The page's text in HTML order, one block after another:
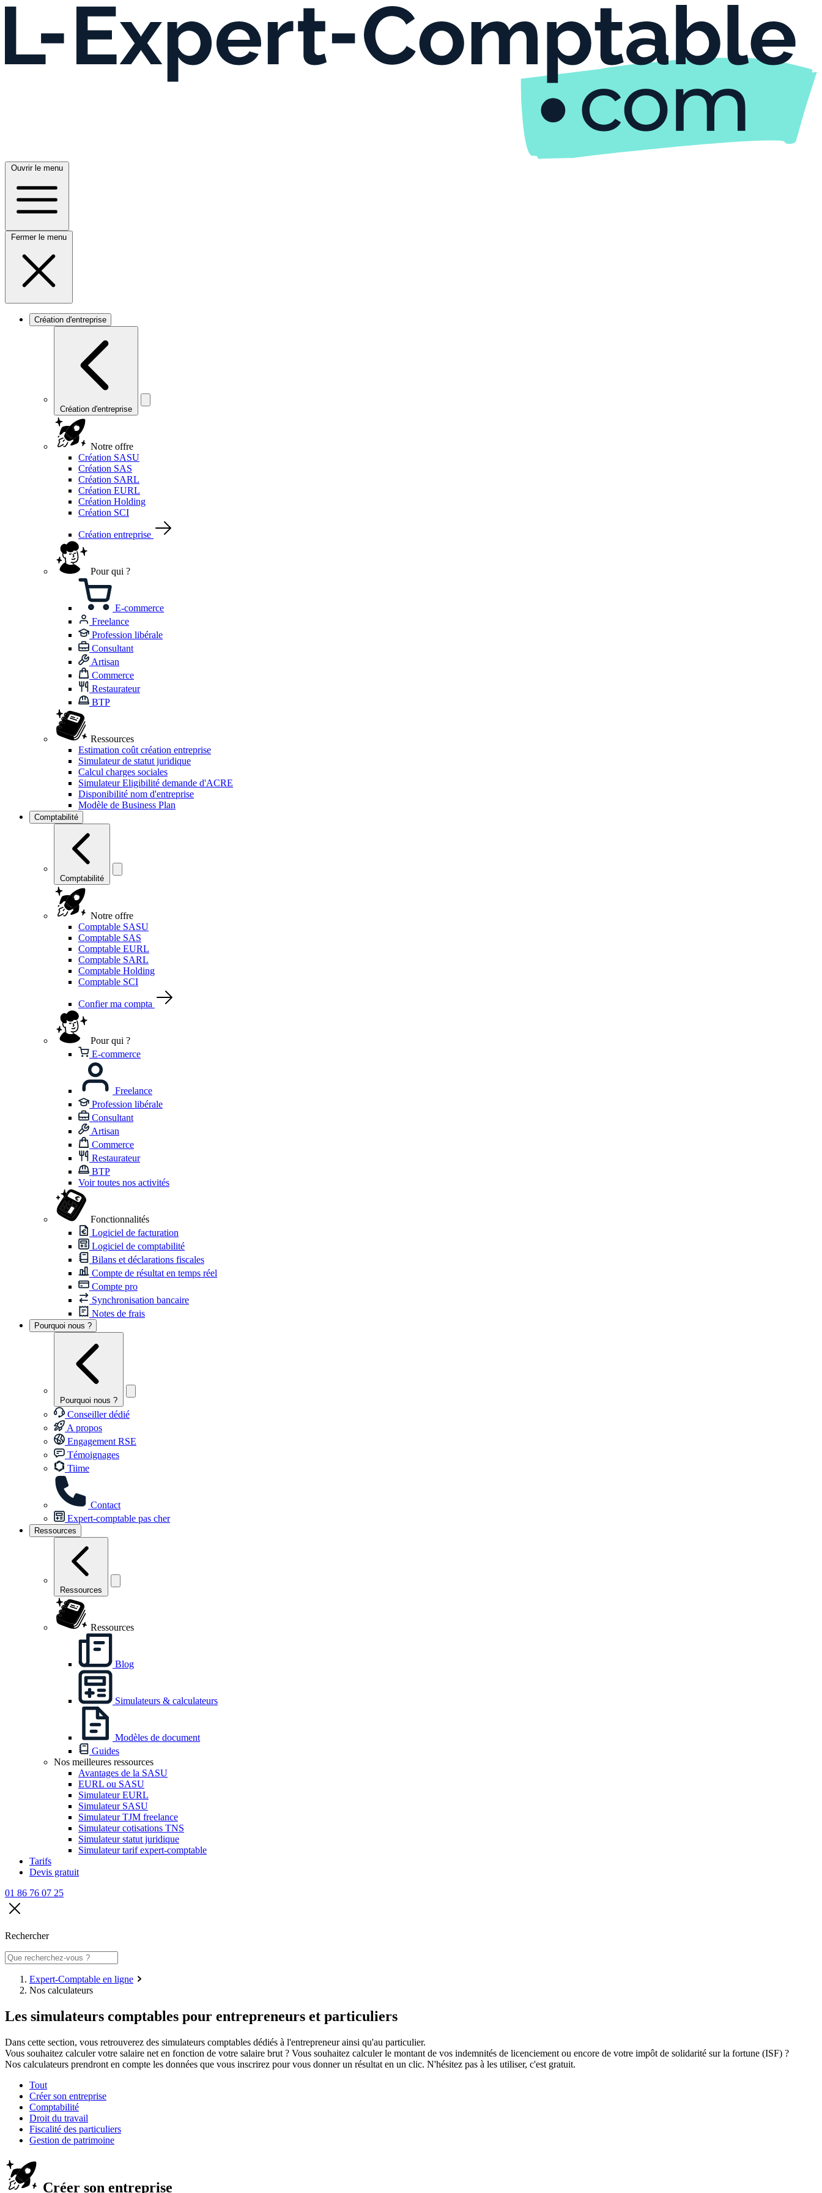
Ouvrir le menu
Fermer le menu
Création d'entreprise
Création d'entreprise
Notre offre
Création SASU
Création SAS
Création SARL
Création EURL
Création Holding
Création SCI
Création entreprise
Pour qui ?
E-commerce
Freelance
Profession libérale
Consultant
Artisan
Commerce
Restaurateur
BTP
Ressources
Estimation coût création entreprise
Simulateur de statut juridique
Calcul charges sociales
Simulateur Eligibilité demande d'ACRE
Disponibilité nom d'entreprise
Modèle de Business Plan
Comptabilité
Comptabilité
Notre offre
Comptable SASU
Comptable SAS
Comptable EURL
Comptable SARL
Comptable Holding
Comptable SCI
Confier ma compta
Pour qui ?
E-commerce
Freelance
Profession libérale
Consultant
Artisan
Commerce
Restaurateur
BTP
Voir toutes nos activités
Fonctionnalités
Logiciel de facturation
Logiciel de comptabilité
Bilans et déclarations fiscales
Compte de résultat en temps réel
Compte pro
Synchronisation bancaire
Notes de frais
Pourquoi nous ?
Pourquoi nous ?
Conseiller dédié
A propos
Engagement RSE
Témoignages
Tiime
Contact
Expert-comptable pas cher
Ressources
Ressources
Ressources
Blog
Simulateurs & calculateurs
Modèles de document
Guides
Nos meilleures ressources
Avantages de la SASU
EURL ou SASU
Simulateur EURL
Simulateur SASU
Simulateur TJM freelance
Simulateur cotisations TNS
Simulateur statut juridique
Simulateur tarif expert-comptable
Tarifs
Devis gratuit
01 86 76 07 25
Rechercher
Expert-Comptable en ligne
Nos calculateurs
Les simulateurs comptables pour entrepreneurs et particuliers
Dans cette section, vous retrouverez des simulateurs comptables dédiés à l'entrepreneur ainsi qu'au particulier.
Vous souhaitez calculer votre salaire net en fonction de votre salaire brut ? Vous souhaitez calculer le montant de vos indemnités de licenciement ou encore de votre impôt de solidarité sur la fortune (ISF) ?
Nos calculateurs prendront en compte les données que vous inscrirez pour vous donner un résultat en un clic. N'hésitez pas à les utiliser, c'est gratuit.
Tout
Créer son entreprise
Comptabilité
Droit du travail
Fiscalité des particuliers
Gestion de patrimoine
Créer son entreprise